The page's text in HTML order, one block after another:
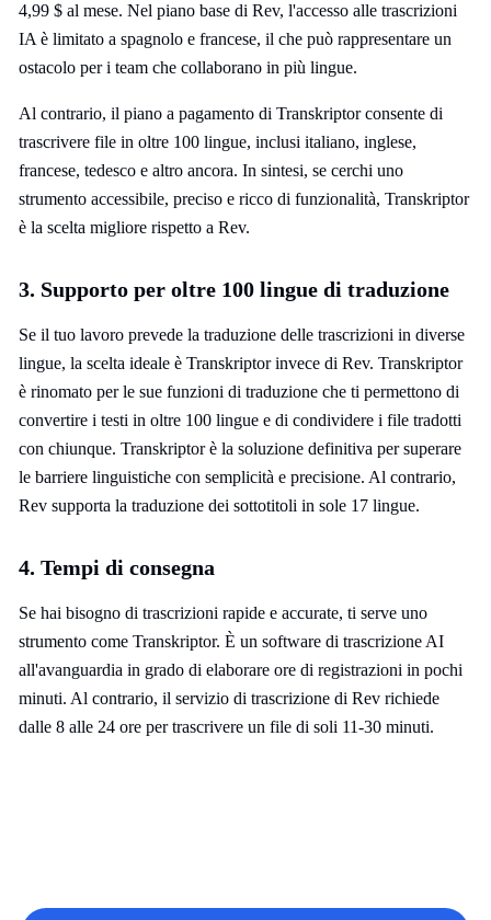
4,99 $ al mese. Nel piano base di Rev, l'accesso alle trascrizioni
IA è limitato a spagnolo e francese, il che può rappresentare un
ostacolo per i team che collaborano in più lingue.
Al contrario, il piano a pagamento di Transkriptor consente di
trascrivere file in oltre 100 lingue, inclusi italiano, inglese,
francese, tedesco e altro ancora. In sintesi, se cerchi uno
strumento accessibile, preciso e ricco di funzionalità, Transkriptor
è la scelta migliore rispetto a Rev.
3. Supporto per oltre 100 lingue di traduzione
Se il tuo lavoro prevede la traduzione delle trascrizioni in diverse
lingue, la scelta ideale è Transkriptor invece di Rev. Transkriptor
è rinomato per le sue funzioni di traduzione che ti permettono di
convertire i testi in oltre 100 lingue e di condividere i file tradotti
con chiunque. Transkriptor è la soluzione definitiva per superare
le barriere linguistiche con semplicità e precisione. Al contrario,
Rev supporta la traduzione dei sottotitoli in sole 17 lingue.
4. Tempi di consegna
Se hai bisogno di trascrizioni rapide e accurate, ti serve uno
strumento come Transkriptor. È un software di trascrizione AI
all'avanguardia in grado di elaborare ore di registrazioni in pochi
minuti. Al contrario, il servizio di trascrizione di Rev richiede
dalle 8 alle 24 ore per trascrivere un file di soli 11-30 minuti.